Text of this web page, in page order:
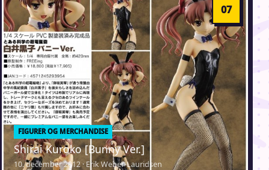
FIGURER OG MERCHANDISE
Shirai Kuroko [Bunny Ver.]
10. december 2012 · Erik Weber-Lauridsen